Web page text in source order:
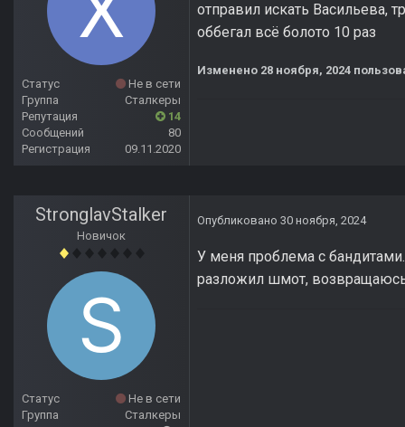
Статус
Не в сети
Группа
Сталкеры
Репутация
14
Сообщений
80
Регистрация
09.11.2020
отправил искать Васильева,
оббегал всё болото 10 раз
Изменено 28 ноября, 2024
StronglavStalker
Новичок
Статус
Не в сети
Группа
Сталкеры
Опубликовано 30 ноября, 2024
У меня проблема с
разложил шмот,